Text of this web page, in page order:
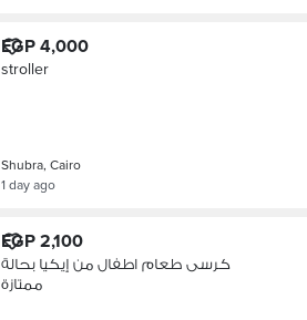
EGP 4,000
stroller
Shubra, Cairo
1 day ago
EGP 2,100
كرسى طعام اطفال من إيكيا بحالة
ممتازة